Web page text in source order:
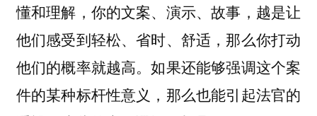
懂和理解，你的文案、演示、故事，越是让
他们感受到轻松、省时、舒适，那么你打动
他们的概率就越高。如果还能够强调这个案
件的某种标杆性意义，那么也能引起法官的